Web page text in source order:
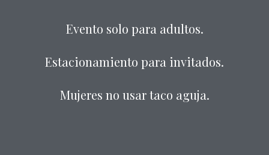
Evento solo para adultos.
Estacionamiento para invitados.
Mujeres no usar taco aguja.